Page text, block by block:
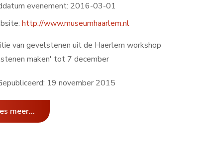
evenement: 2016-03-01
http://www.museumhaarlem.nl
van gevelstenen uit de Haerlem workshop
maken' tot 7 december
19 november 2015
meer...